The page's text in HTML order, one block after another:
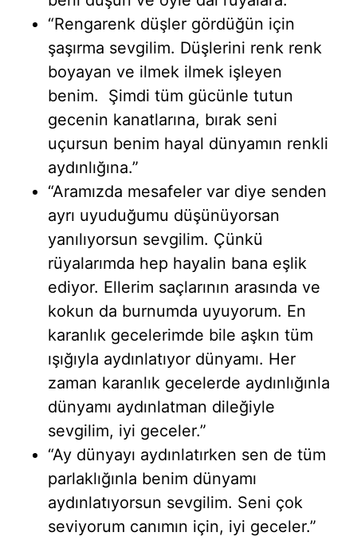
“Rengarenk düşler gördüğün için
şaşırma sevgilim. Düşlerini renk renk
boyayan ve ilmek ilmek işleyen
benim. Şimdi tüm gücünle tutun
gecenin kanatlarına, bırak seni
uçursun benim hayal dünyamın renkli
aydınlığına.”
“Aramızda mesafeler var diye senden
ayrı uyuduğumu düşünüyorsan
yanılıyorsun sevgilim. Çünkü
rüyalarımda hep hayalin bana eşlik
ediyor. Ellerim saçlarının arasında ve
kokun da burnumda uyuyorum. En
karanlık gecelerimde bile aşkın tüm
ışığıyla aydınlatıyor dünyamı. Her
zaman karanlık gecelerde aydınlığınla
dünyamı aydınlatman dileğiyle
sevgilim, iyi geceler.”
“Ay dünyayı aydınlatırken sen de tüm
parlaklığınla benim dünyamı
aydınlatıyorsun sevgilim. Seni çok
seviyorum canımın için, iyi geceler.”